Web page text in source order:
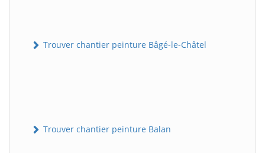
Trouver chantier peinture Bâgé-le-Châtel
Trouver chantier peinture Balan